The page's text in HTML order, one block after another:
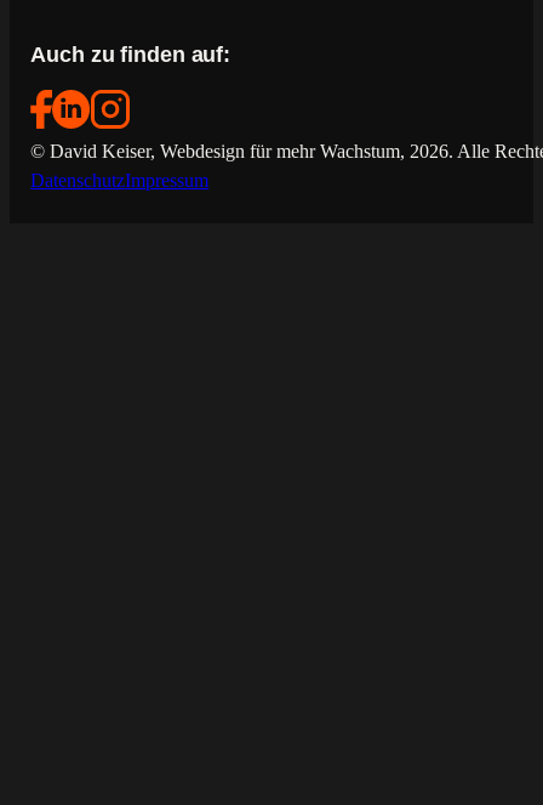
Auch zu finden auf:
© David Keiser, Webdesign für mehr Wachstum, 2026. Alle
DatenschutzImpressum